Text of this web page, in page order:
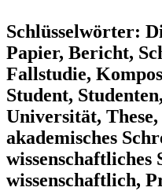
Schlüsselwörter:
Papier, Bericht,
Fallstudie,
Student,
Universität,
akademisches
wissenschaftliches
wissenschaftlich,